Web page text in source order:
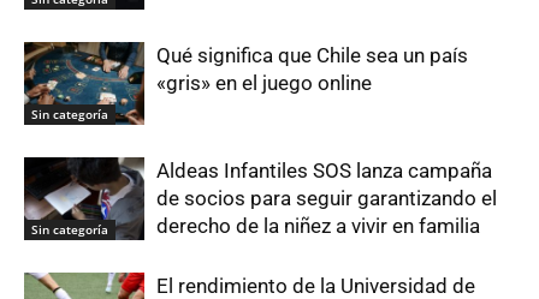
Sin categoría
Qué significa que Chile sea un país
«gris» en el juego online
Sin categoría
Aldeas Infantiles SOS lanza campaña
de socios para seguir garantizando el
derecho de la niñez a vivir en familia
El rendimiento de la Universidad de